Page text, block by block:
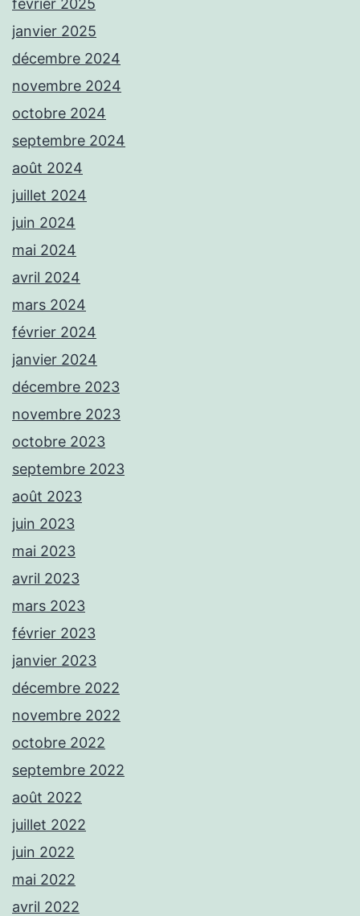
février 2025
janvier 2025
décembre 2024
novembre 2024
octobre 2024
septembre 2024
août 2024
juillet 2024
juin 2024
mai 2024
avril 2024
mars 2024
février 2024
janvier 2024
décembre 2023
novembre 2023
octobre 2023
septembre 2023
août 2023
juin 2023
mai 2023
avril 2023
mars 2023
février 2023
janvier 2023
décembre 2022
novembre 2022
octobre 2022
septembre 2022
août 2022
juillet 2022
juin 2022
mai 2022
avril 2022